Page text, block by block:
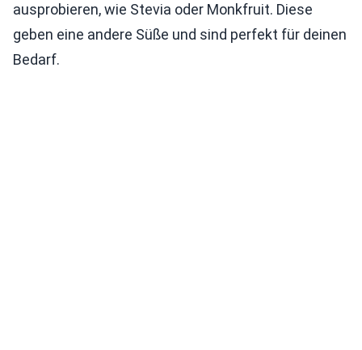
ausprobieren, wie Stevia oder Monkfruit. Diese
geben eine andere Süße und sind perfekt für deinen
Bedarf.